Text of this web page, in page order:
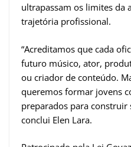
ultrapassam os limites da
trajetória profissional.
“Acreditamos que cada
futuro músico, ator,
ou criador de conteúdo.
queremos formar jovens
preparados para construir
conclui Elen Lara.